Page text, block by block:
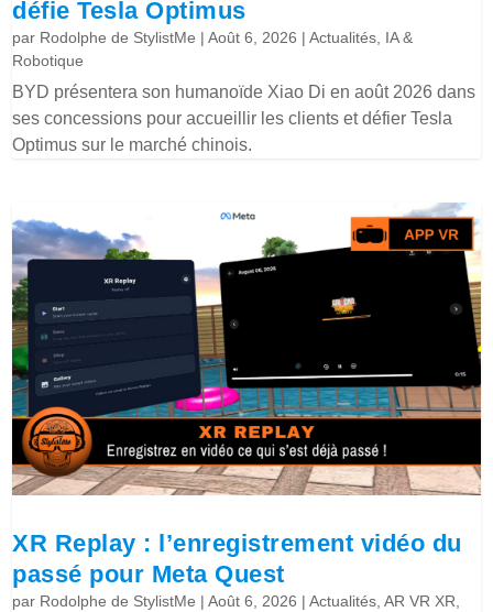
défie Tesla Optimus
par Rodolphe de StylistMe |Août 6, 2026 |Actualités IA &
Robotique
BYD présentera son humanoïde Xiao Di en août 2026 dans
ses concessions pour accueillir les clients et défier Tesla
Optimus sur le marché chinois.
XR Replay : l’enregistrement vidéo du
passé pour Meta Quest
par Rodolphe de StylistMe |Août 6, 2026 |Actualités ,AR VR XR